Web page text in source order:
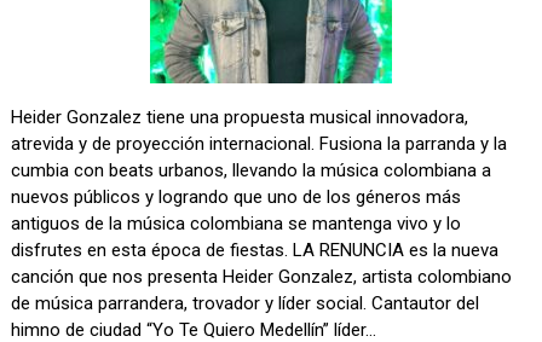
Heider Gonzalez tiene una propuesta musical innovadora,
atrevida y de proyección internacional. Fusiona la parranda y la
cumbia con beats urbanos, llevando la música colombiana a
nuevos públicos y logrando que uno de los géneros más
antiguos de la música colombiana se mantenga vivo y lo
disfrutes en esta época de fiestas. LA RENUNCIA es la nueva
canción que nos presenta Heider Gonzalez, artista colombiano
de música parrandera, trovador y líder social. Cantautor del
himno de ciudad “Yo Te Quiero Medellín” líder…